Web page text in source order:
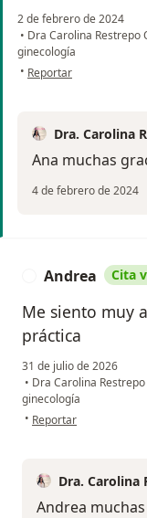
2 de febrero de 2024
• Dra Carolina Restrepo
ginecología
• en opinión del usuario
Reportar
Dra. Carolina
Ana muchas
4 de febrero de 2024
Andrea Cita
Me siento muy
práctica
31 de julio de 2026
• Dra Carolina
ginecología
• en opinión del usuario
Reportar
Dra. Carolina
Andrea